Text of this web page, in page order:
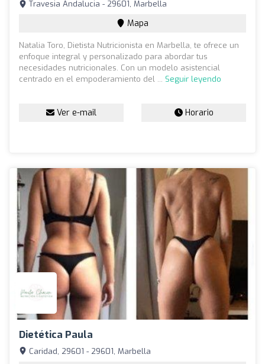
Travesia Andalucia - 29601, Marbella
Mapa
Natalia Toro, Dietista Nutricionista en Marbella, te ofrece un
enfoque integral y personalizado para abordar tus
necesidades nutricionales. Con un modelo asistencial
centrado en el empoderamiento del ... Seguir leyendo
Ver e-mail Horario
Dietética Paula
Caridad, 29601 - 29601, Marbella